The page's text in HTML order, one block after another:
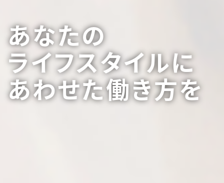
あなたの
ライフスタイルに
あわせた働き方を